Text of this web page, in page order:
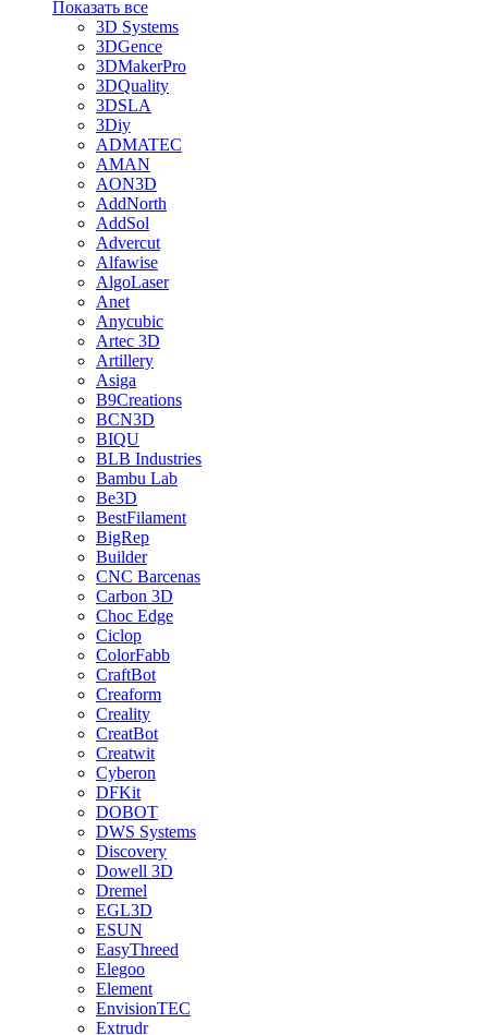
Показать все
3D Systems
3DGence
3DMakerPro
3DQuality
3DSLA
3Diy
ADMATEC
AMAN
AON3D
AddNorth
AddSol
Advercut
Alfawise
AlgoLaser
Anet
Anycubic
Artec 3D
Artillery
Asiga
B9Creations
BCN3D
BIQU
BLB Industries
Bambu Lab
Be3D
BestFilament
BigRep
Builder
CNC Barcenas
Carbon 3D
Choc Edge
Ciclop
ColorFabb
CraftBot
Creaform
Creality
CreatBot
Creatwit
Cyberon
DFKit
DOBOT
DWS Systems
Discovery
Dowell 3D
Dremel
EGL3D
ESUN
EasyThreed
Elegoo
Element
EnvisionTEC
Extrudr